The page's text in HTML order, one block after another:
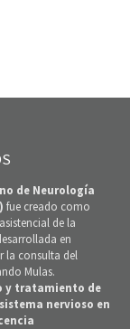
de Neurología
fue creado como
de la
en
la consulta del
Mulas.
y tratamiento de
nervioso en